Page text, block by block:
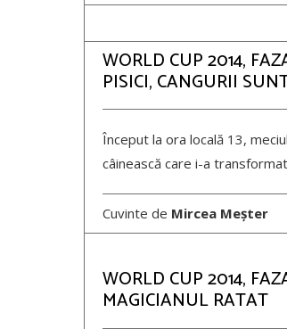
WORLD CUP 2014,
PISICI, CANGURII
Început la ora locală 13,
câinească care i-a
Cuvinte de Mircea Meșter
WORLD CUP 2014,
MAGICIANUL RATAT